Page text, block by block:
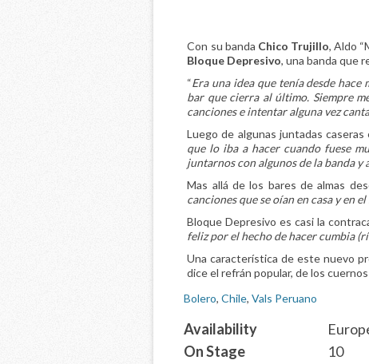
Con su banda Chico Trujillo, Aldo
Bloque Depresivo, una banda que
“Era una idea que tenía desde
bar que cierra al último. Siempre
canciones e intentar alguna vez
Luego de algunas juntadas
que lo iba a hacer cuando fuese
juntarnos con algunos de la banda
Mas allá de los bares de almas
canciones que se oían en casa y en
Bloque Depresivo es casi la
feliz por el hecho de hacer cumbia
Una característica de este nuevo
dice el refrán popular, de los
Bolero,Chile,Vals Peruano
Availability
On Stage
10